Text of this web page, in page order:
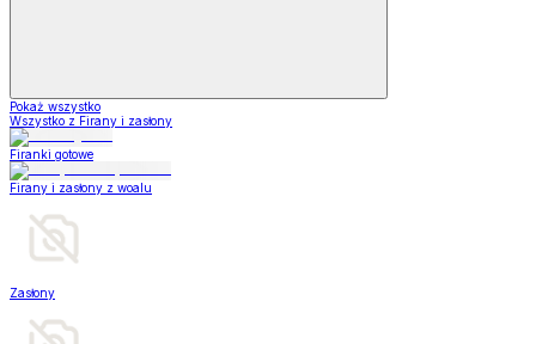
Pokaż wszystko
Wszystko z Firany i zasłony
Firanki gotowe
Firany i zasłony z woalu
Zasłony